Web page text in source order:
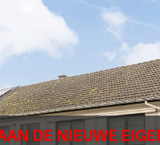
DE NIEUWE